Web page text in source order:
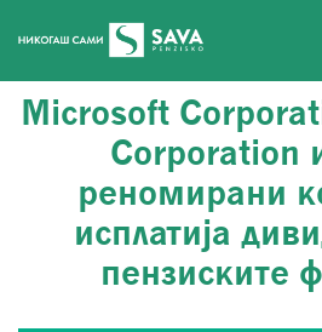
Microsoft
Corporation
реномирани
исплатија
пензиските